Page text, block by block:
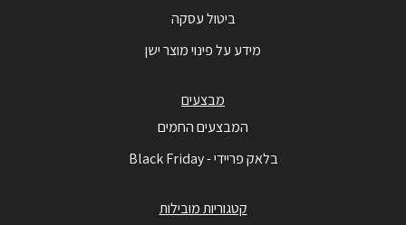
ביטול עסקה
מידע על פינוי מוצר ישן
מבצעים
המבצעים החמים
בלאק פריידי - Black Friday
קטגוריות מובילות